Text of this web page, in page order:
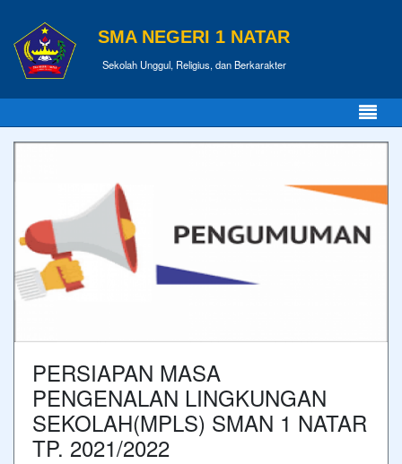
SMA NEGERI 1 NATAR
Sekolah Unggul, Religius, dan Berkarakter
PERSIAPAN MASA
PENGENALAN LINGKUNGAN
SEKOLAH(MPLS) SMAN 1 NATAR
TP. 2021/2022